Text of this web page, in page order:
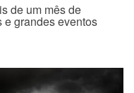
de um mês de
e grandes eventos